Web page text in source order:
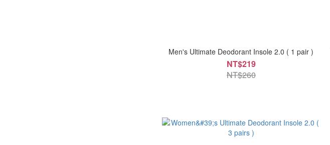
Men's Ultimate Deodorant Insole 2.0 ( 1 pair )
NT$219
NT$260